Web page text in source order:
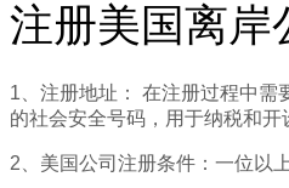
注册美国离岸
1、注册地址： 在注册过程中需
的社会安全号码，用于纳税和开
2、美国公司注册条件：一位以